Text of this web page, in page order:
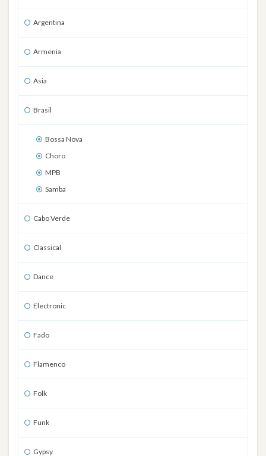
Argentina
Armenia
Asia
Brasil
Bossa Nova
Choro
MPB
Samba
Cabo Verde
Classical
Dance
Electronic
Fado
Flamenco
Folk
Funk
Gypsy